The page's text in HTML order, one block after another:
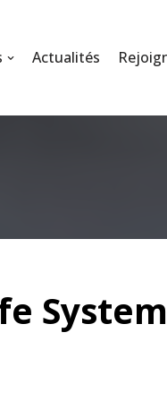
Actualités
System